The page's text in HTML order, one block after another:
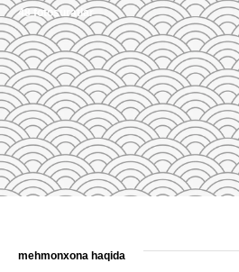
48 fotosuratlar
mehmonxona haqida